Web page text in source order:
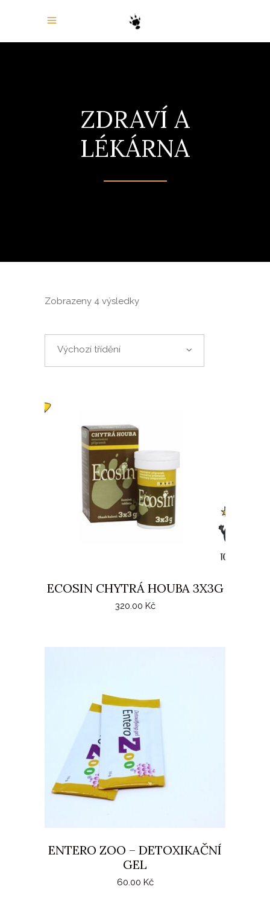
ZDRAVÍ A
LÉKÁRNA
Zobrazeny 4 výsledky
Výchozí třídění
PŘIDAT DO KOŠÍKU
ECOSIN CHYTRÁ HOUBA 3X3G
320.00 Kč
PŘIDAT DO KOŠÍKU
ENTERO ZOO – DETOXIKAČNÍ
GEL
60.00 Kč